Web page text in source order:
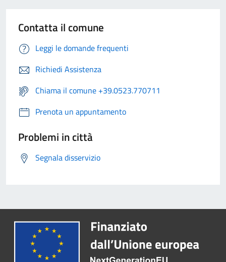
Contatta il comune
Leggi le domande frequenti
Richiedi Assistenza
Chiama il comune +39.0523.770711
Prenota un appuntamento
Problemi in città
Segnala disservizio